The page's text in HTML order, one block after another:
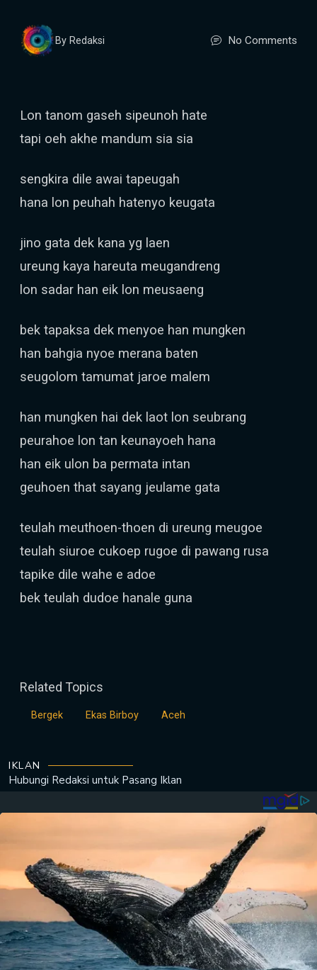
By Redaksi No Comments
Lon tanom gaseh sipeunoh hate
tapi oeh akhe mandum sia sia
sengkira dile awai tapeugah
hana lon peuhah hatenyo keugata
jino gata dek kana yg laen
ureung kaya hareuta meugandreng
lon sadar han eik lon meusaeng
bek tapaksa dek menyoe han mungken
han bahgia nyoe merana baten
seugolom tamumat jaroe malem
han mungken hai dek laot lon seubrang
peurahoe lon tan keunayoeh hana
han eik ulon ba permata intan
geuhoen that sayang jeulame gata
teulah meuthoen-thoen di ureung meugoe
teulah siuroe cukoep rugoe di pawang rusa
tapike dile wahe e adoe
bek teulah dudoe hanale guna
Related Topics
Bergek Ekas Birboy Aceh
IKLAN
Hubungi Redaksi untuk Pasang Iklan